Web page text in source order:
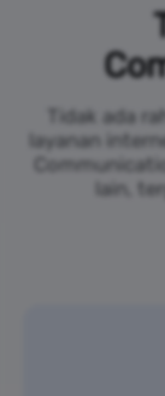
Tidak ada
layanan
lain,